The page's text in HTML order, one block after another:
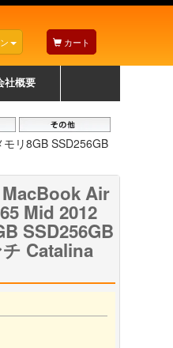
カート
社概要
リ8GB SSD256GB
MacBook Air
Mid 2012
SSD256GB
Catalina